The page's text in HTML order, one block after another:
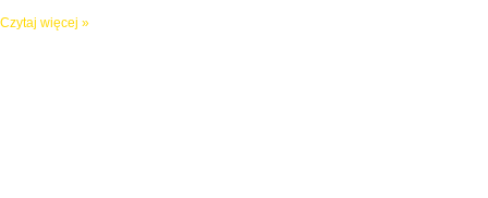
Czytaj więcej »